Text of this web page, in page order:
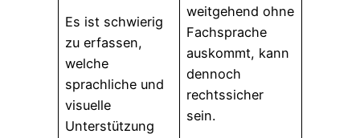
Es ist schwierig
zu erfassen,
welche
sprachliche und
visuelle
Unterstützung
weitgehend ohne
Fachsprache
auskommt, kann
dennoch
rechtssicher
sein.